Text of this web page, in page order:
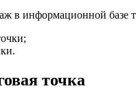
в информационной базе
точка